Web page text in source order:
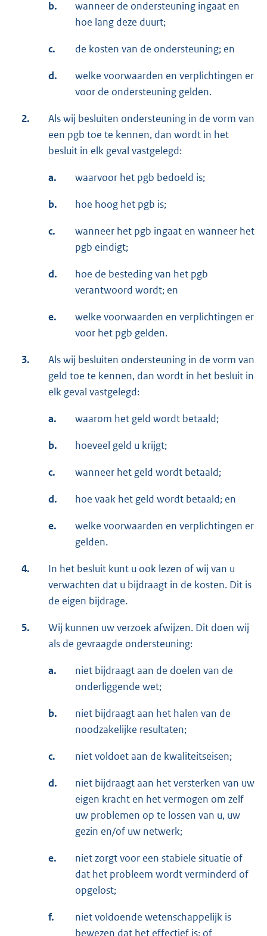
b.
wanneer de ondersteuning ingaat en
hoe lang deze duurt;
c. de kosten van de ondersteuning; en
d.
welke voorwaarden en verplichtingen er
voor de ondersteuning gelden.
2.
Als wij besluiten ondersteuning in de vorm van
een pgb toe te kennen, dan wordt in het
besluit in elk geval vastgelegd:
a. waarvoor het pgb bedoeld is;
b. hoe hoog het pgb is;
c.
wanneer het pgb ingaat en wanneer het
pgb eindigt;
d.
hoe de besteding van het pgb
verantwoord wordt; en
e.
welke voorwaarden en verplichtingen er
voor het pgb gelden.
3.
Als wij besluiten ondersteuning in de vorm van
geld toe te kennen, dan wordt in het besluit in
elk geval vastgelegd:
a. waarom het geld wordt betaald;
b. hoeveel geld u krijgt;
c. wanneer het geld wordt betaald;
d. hoe vaak het geld wordt betaald; en
e.
welke voorwaarden en verplichtingen er
gelden.
4.
In het besluit kunt u ook lezen of wij van u
verwachten dat u bijdraagt in de kosten. Dit is
de eigen bijdrage.
5.
Wij kunnen uw verzoek afwijzen. Dit doen wij
als de gevraagde ondersteuning:
a.
niet bijdraagt aan de doelen van de
onderliggende wet;
b.
niet bijdraagt aan het halen van de
noodzakelijke resultaten;
c. niet voldoet aan de kwaliteitseisen;
d.
niet bijdraagt aan het versterken van uw
eigen kracht en het vermogen om zelf
uw problemen op te lossen van u, uw
gezin en/of uw netwerk;
e.
niet zorgt voor een stabiele situatie of
dat het probleem wordt verminderd of
opgelost;
f.
niet voldoende wetenschappelijk is
bewezen dat het effectief is; of